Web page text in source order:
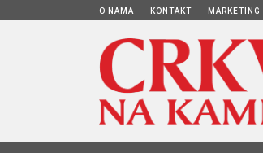
O NAMA KONTAKT MARKETING